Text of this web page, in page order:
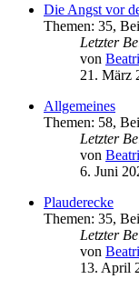
Die Angst vor
Themen: 35,
Letzter
von
21. März
Allgemeines
Themen: 58,
Letzter
von
6. Juni
Plauderecke
Themen: 35,
Letzter
von
13. April